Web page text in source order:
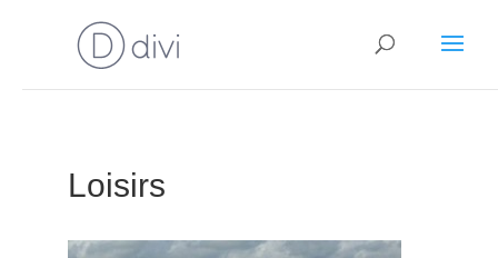
Loisirs